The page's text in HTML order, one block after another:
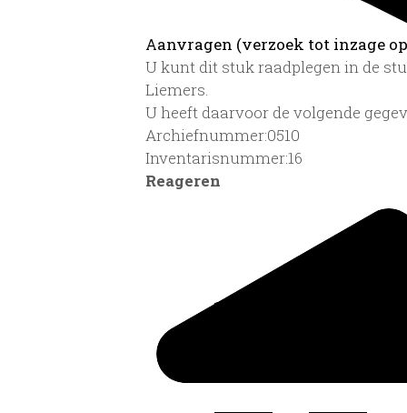
Aanvragen (verzoek tot inzage
U kunt dit stuk raadplegen in de
Liemers.
U heeft daarvoor de volgende
Archiefnummer:0510
Inventarisnummer:16
Reageren